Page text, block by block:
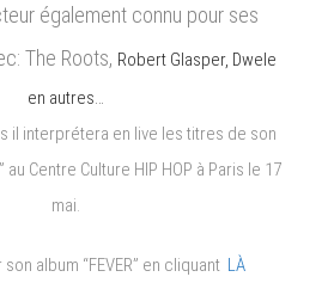
Paris
également connu pour ses
The Roots, Robert Glasper, Dwele
en autres…
il interprétera en live les titres de son
au Centre Culture HIP HOP à Paris le 17
mai.
album “FEVER” en cliquant LÀ